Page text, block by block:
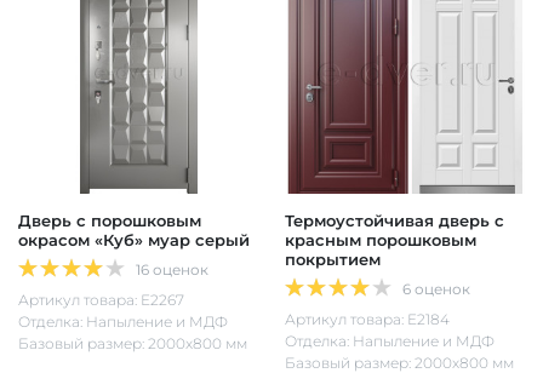
Дверь с порошковым
окрасом «Куб» муар серый
16 оценок
Артикул товара: Е2267
Отделка: Напыление и МДФ
Базовый размер: 2000х800 мм
Термоустойчивая дверь с
красным порошковым
покрытием
6 оценок
Артикул товара: Е2184
Отделка: Напыление и МДФ
Базовый размер: 2000х800 мм